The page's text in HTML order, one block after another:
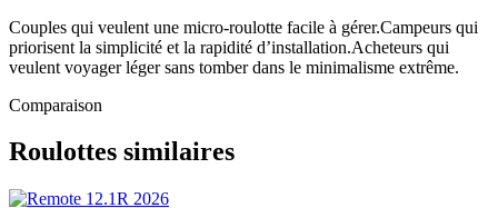
Couples qui veulent une micro-roulotte facile à gérer.Campeurs qui
priorisent la simplicité et la rapidité d’installation.Acheteurs qui
veulent voyager léger sans tomber dans le minimalisme extrême.
Comparaison
Roulottes similaires